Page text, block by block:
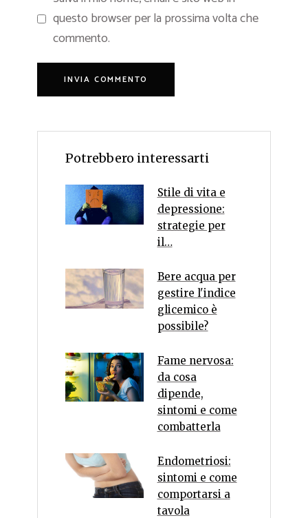
questo browser per la prossima volta che
commento.
Potrebbero interessarti
Stile di vita e
depressione:
strategie per
il…
Bere acqua per
gestire l'indice
glicemico è
possibile?
Fame nervosa:
da cosa
dipende,
sintomi e come
combatterla
Endometriosi:
sintomi e come
comportarsi a
tavola